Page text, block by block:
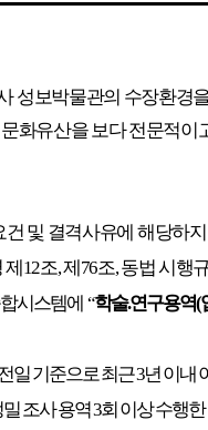
성보박물관의 수장환경
화유산을 보다 전문적이
및 결격사유에 해당하
제12조,제76조,동법 시행
시스템에 “학술.연구용역(
일 기준으로 최근3년 이내
조사 용역3회 이상 수행